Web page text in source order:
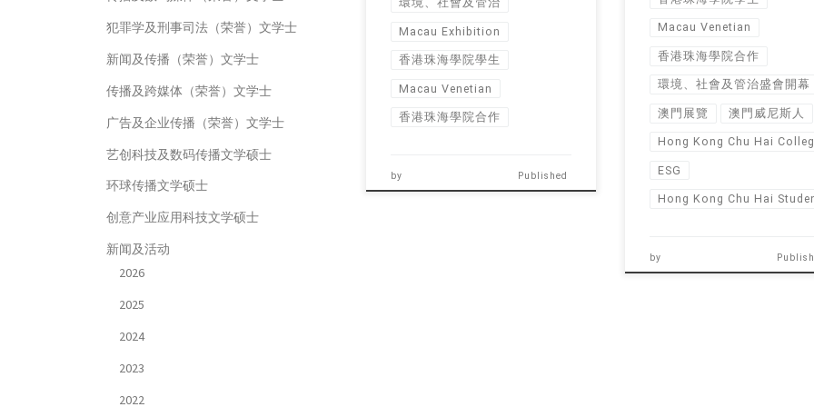
Macau Exhibition
香港珠海學院學生
Macau Venetian
香港珠海學院合作
by Published
Macau Venetian
香港珠海學院合作
環境、社會及管治盛會開幕
澳門展覽 澳門威尼斯人
Hong Kong Chu Hai
ESG
Hong Kong Chu Hai
by
犯罪学及刑事司法（荣誉）文学士
新闻及传播（荣誉）文学士
传播及跨媒体（荣誉）文学士
广告及企业传播（荣誉）文学士
艺创科技及数码传播文学硕士
环球传播文学硕士
创意产业应用科技文学硕士
新闻及活动
2026
2025
2024
2023
2022